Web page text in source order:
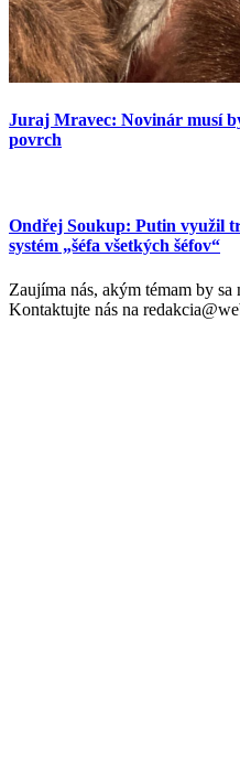
Juraj Mravec: Novinár musí
povrch
Ondřej Soukup: Putin využil
systém „šéfa všetkých šéfov“
Zaujíma nás, akým témam by
Kontaktujte nás na